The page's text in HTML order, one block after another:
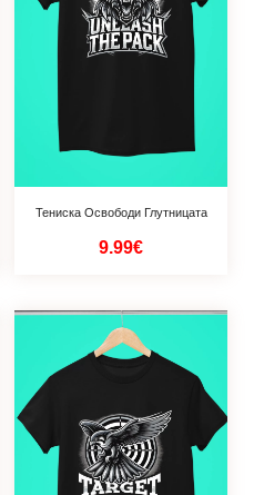
Тениска Освободи Глутницата
9.99€